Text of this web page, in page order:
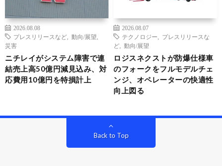
2026.08.08
プレスリリースなど
動向/展望
災害
ニチレイがシステム障害で連
結売上高50億円減見込み、対
応費用10億円を特損計上
2026.08.07
テクノロジー
プレスリリースな
ど
動向/展望
ロジスネクストが防爆仕様車
のフォークをフルモデルチェ
ンジ、オペレーターの快適性
向上図る
Back to Top